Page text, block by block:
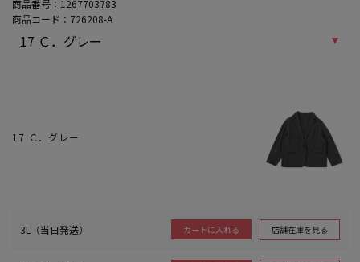
商品番号： 1267703783
商品コード： 726208-A
17 Ｃ．グレー
3L（当日発送） カートに入れる 店舗在庫を見る